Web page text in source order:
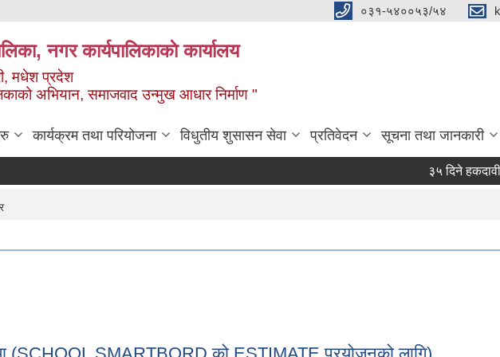
०३१-५४००५३/५४
नगर कार्यपालिकाकाे कार्यालय
मधेश प्रदेश
अभियान, समाजवाद उन्मुख आधार निर्माण "
कार्यक्रम तथा परियोजना विधुतीय शुसासन सेवा प्रतिवेदन सूचना तथा जानकारी
३५ दिने हकदावी